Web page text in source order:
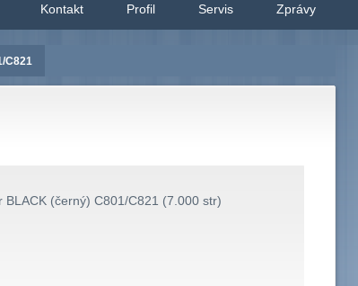
Kontakt Profil Servis Zprávy
C821
BLACK (černý) C801/C821 (7.000 str)